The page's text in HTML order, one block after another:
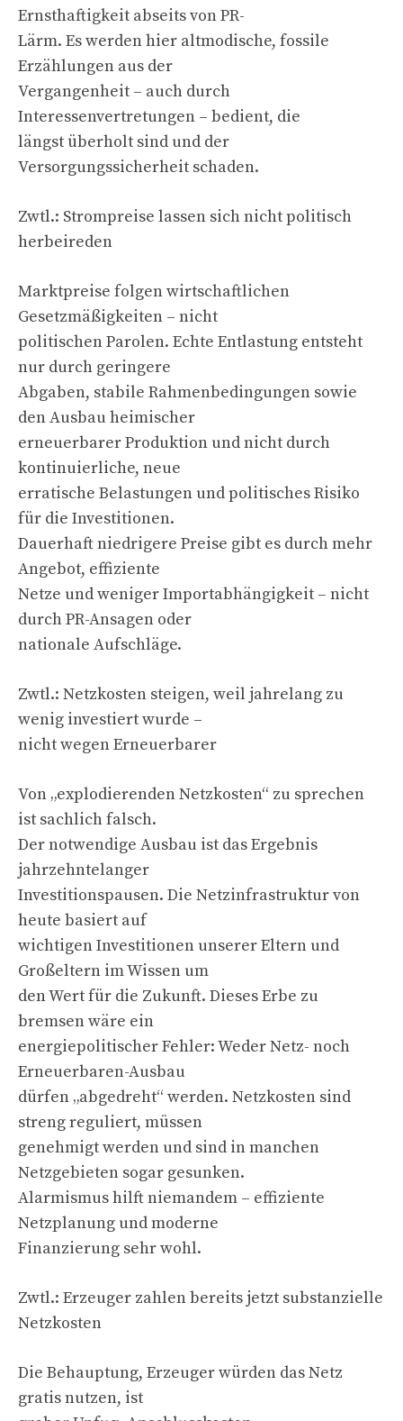
Ernsthaftigkeit abseits von PR-
Lärm. Es werden hier altmodische, fossile
Erzählungen aus der
Vergangenheit – auch durch
Interessenvertretungen – bedient, die
längst überholt sind und der
Versorgungssicherheit schaden.
Zwtl.: Strompreise lassen sich nicht politisch
herbeireden
Marktpreise folgen wirtschaftlichen
Gesetzmäßigkeiten – nicht
politischen Parolen. Echte Entlastung entsteht
nur durch geringere
Abgaben, stabile Rahmenbedingungen sowie
den Ausbau heimischer
erneuerbarer Produktion und nicht durch
kontinuierliche, neue
erratische Belastungen und politisches Risiko
für die Investitionen.
Dauerhaft niedrigere Preise gibt es durch mehr
Angebot, effiziente
Netze und weniger Importabhängigkeit – nicht
durch PR-Ansagen oder
nationale Aufschläge.
Zwtl.: Netzkosten steigen, weil jahrelang zu
wenig investiert wurde –
nicht wegen Erneuerbarer
Von „explodierenden Netzkosten“ zu sprechen
ist sachlich falsch.
Der notwendige Ausbau ist das Ergebnis
jahrzehntelanger
Investitionspausen. Die Netzinfrastruktur von
heute basiert auf
wichtigen Investitionen unserer Eltern und
Großeltern im Wissen um
den Wert für die Zukunft. Dieses Erbe zu
bremsen wäre ein
energiepolitischer Fehler: Weder Netz- noch
Erneuerbaren-Ausbau
dürfen „abgedreht“ werden. Netzkosten sind
streng reguliert, müssen
genehmigt werden und sind in manchen
Netzgebieten sogar gesunken.
Alarmismus hilft niemandem – effiziente
Netzplanung und moderne
Finanzierung sehr wohl.
Zwtl.: Erzeuger zahlen bereits jetzt substanzielle
Netzkosten
Die Behauptung, Erzeuger würden das Netz
gratis nutzen, ist